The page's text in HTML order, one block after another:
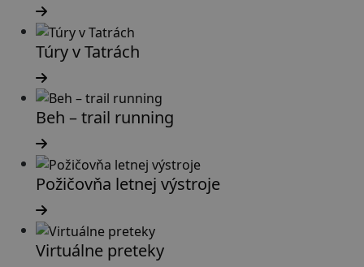
Túry v Tatrách
Beh – trail running
Požičovňa letnej výstroje
Virtuálne preteky